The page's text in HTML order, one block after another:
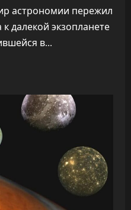
астрономии пережил
далекой экзопланете
в...